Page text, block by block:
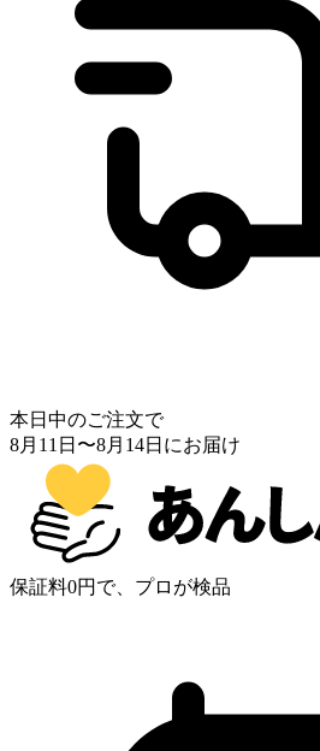
本日中のご注文で
8月11日 〜8月14日 にお届け
保証料0円で、プロが検品